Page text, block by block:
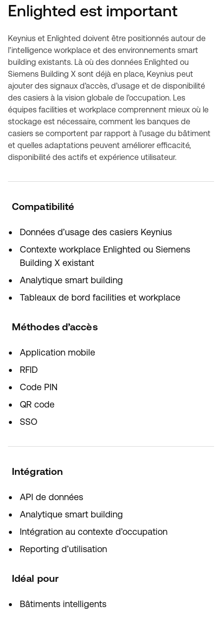
Enlighted est important
Keynius et Enlighted doivent être positionnés autour de
l’intelligence workplace et des environnements smart
building existants. Là où des données Enlighted ou
Siemens Building X sont déjà en place, Keynius peut
ajouter des signaux d’accès, d’usage et de disponibilité
des casiers à la vision globale de l’occupation. Les
équipes facilities et workplace comprennent mieux où le
stockage est nécessaire, comment les banques de
casiers se comportent par rapport à l’usage du bâtiment
et quelles adaptations peuvent améliorer efficacité,
disponibilité des actifs et expérience utilisateur.
Compatibilité
Données d’usage des casiers Keynius
Contexte workplace Enlighted ou Siemens
Building X existant
Analytique smart building
Tableaux de bord facilities et workplace
Méthodes d’accès
Application mobile
RFID
Code PIN
QR code
SSO
Intégration
API de données
Analytique smart building
Intégration au contexte d’occupation
Reporting d’utilisation
Idéal pour
Bâtiments intelligents